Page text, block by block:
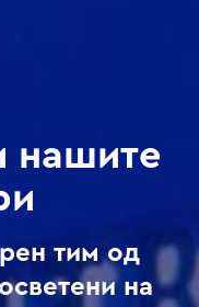
нашите
тим од
на